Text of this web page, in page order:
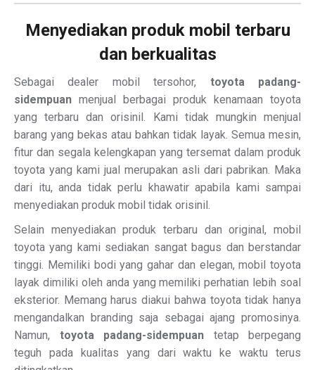
Menyediakan produk mobil terbaru
dan berkualitas
Sebagai dealer mobil tersohor, toyota padang-
sidempuan menjual berbagai produk kenamaan toyota
yang terbaru dan orisinil. Kami tidak mungkin menjual
barang yang bekas atau bahkan tidak layak. Semua mesin,
fitur dan segala kelengkapan yang tersemat dalam produk
toyota yang kami jual merupakan asli dari pabrikan. Maka
dari itu, anda tidak perlu khawatir apabila kami sampai
menyediakan produk mobil tidak orisinil.
Selain menyediakan produk terbaru dan original, mobil
toyota yang kami sediakan sangat bagus dan berstandar
tinggi. Memiliki bodi yang gahar dan elegan, mobil toyota
layak dimiliki oleh anda yang memiliki perhatian lebih soal
eksterior. Memang harus diakui bahwa toyota tidak hanya
mengandalkan branding saja sebagai ajang promosinya.
Namun, toyota padang-sidempuan tetap berpegang
teguh pada kualitas yang dari waktu ke waktu terus